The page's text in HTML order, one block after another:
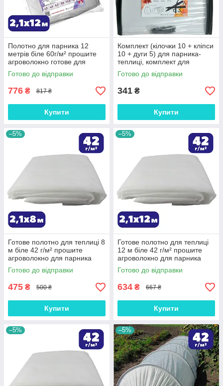
Полотно для парника 12
метрів біле 60г/м² прошите
агроволокно готове для
теплиці Shadow зимово-
весняне на зиму
Готово до відправки
776 ₴ 817 ₴
Купити
Комплект (кілочки 10 + кліпси
10 + дуги 5) для парника-
теплиці, комплект для
збирання парника з дуг
Shopolife
Готово до відправки
341 ₴
Купити
–5%
Готове полотно для теплиці 8
м біле 42 г/м² прошите
агроволокно для парника
Shadow зимово-весняне на
зиму
Готово до відправки
475 ₴ 500 ₴
Купити
–5%
Готове полотно для теплиці
12 м біле 42 г/м² прошите
агроволокно для парника
Shadow зимово-весняне на
зиму
Готово до відправки
634 ₴ 667 ₴
Купити
–5% –5%